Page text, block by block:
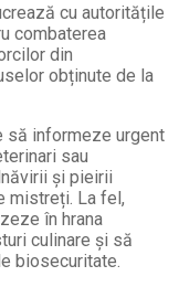
cu autoritățile
combaterea
din
obținute de la
să informeze urgent
sau
și pieirii
mistreți. La fel,
în hrana
culinare și să
biosecuritate.